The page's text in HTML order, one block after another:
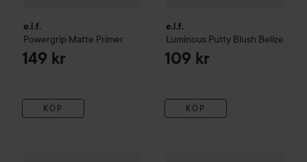
e.l.f.
Powergrip Matte Primer
149 kr
KÖP
e.l.f.
Luminous Putty Blush Belize
109 kr
KÖP